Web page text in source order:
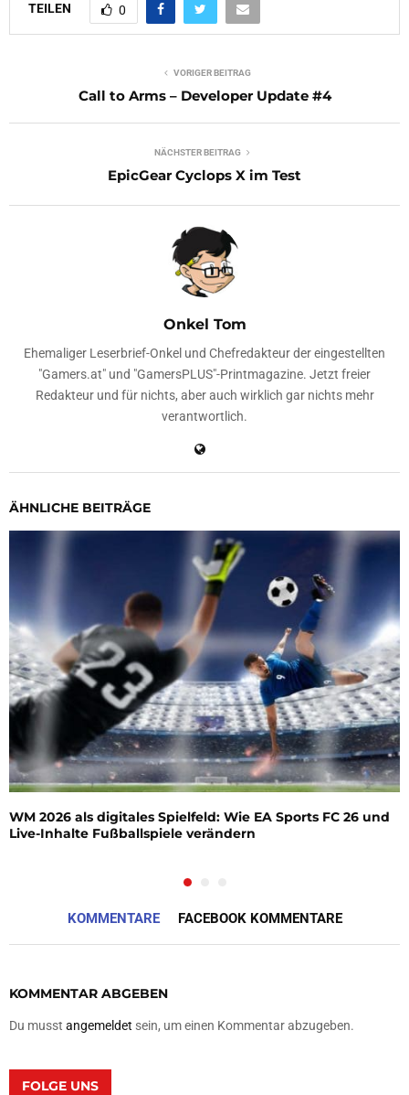
TEILEN 0
VORIGER BEITRAG
Call to Arms – Developer Update #4
NÄCHSTER BEITRAG
EpicGear Cyclops X im Test
Onkel Tom
Ehemaliger Leserbrief-Onkel und Chefredakteur der eingestellten
"Gamers.at" und "GamersPLUS"-Printmagazine. Jetzt freier
Redakteur und für nichts, aber auch wirklich gar nichts mehr
verantwortlich.
ÄHNLICHE BEITRÄGE
WM 2026 als digitales Spielfeld: Wie EA Sports FC 26 und
Live-Inhalte Fußballspiele verändern
KOMMENTARE FACEBOOK KOMMENTARE
KOMMENTAR ABGEBEN
Du musst angemeldet sein, um einen Kommentar abzugeben.
FOLGE UNS